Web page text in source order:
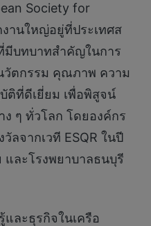
Society for
านใหญ่อยู่ที่ประเทศส
มีบทบาทสำคัญในการ
วัตกรรม คุณภาพ ความ
ติที่ดีเยี่ยม เพื่อพิสูจน์
ง ๆ ทั่วโลก โดยองค์กร
ลจากเวที ESQR ในปี
และโรงพยาบาลธนบุรี
และธุรกิจในเครือ